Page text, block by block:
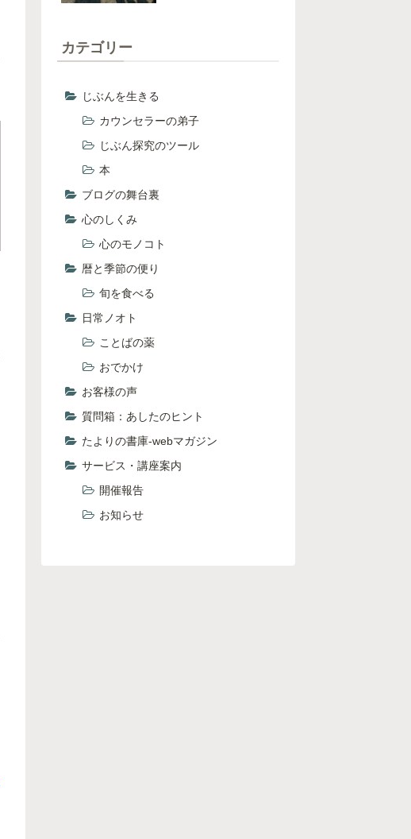
カテゴリー
じぶんを生きる
カウンセラーの弟子
じぶん探究のツール
本
ブログの舞台裏
心のしくみ
心のモノコト
暦と季節の便り
旬を食べる
日常ノオト
ことばの薬
おでかけ
お客様の声
質問箱：あしたのヒント
たよりの書庫-webマガジン
サービス・講座案内
開催報告
お知らせ